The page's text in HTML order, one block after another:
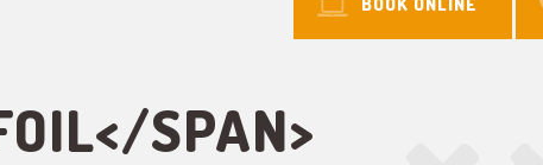
SPAN>